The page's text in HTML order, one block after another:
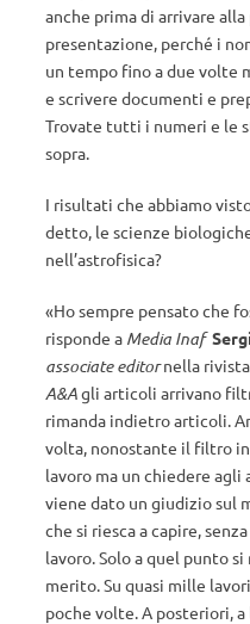
anche prima di arrivare
presentazione, perché i
un tempo fino a due volte
e scrivere documenti e
Trovate tutti i numeri e le
sopra.
I risultati che abbiamo
detto, le scienze
nell’astrofisica?
«Ho sempre pensato che
risponde a Media Inaf
associate editornella rivista
A&Agli articoli arrivano
rimanda indietro articoli.
volta, nonostante il filtro
lavoro ma un chiedere
viene dato un giudizio sul
che si riesca a capire,
lavoro. Solo a quel punto
merito. Su quasi mille
poche volte. A posteriori,